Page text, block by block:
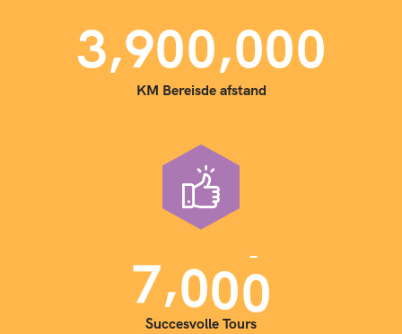
3,900,000
KM Bereisde afstand
7,000
Succesvolle Tours